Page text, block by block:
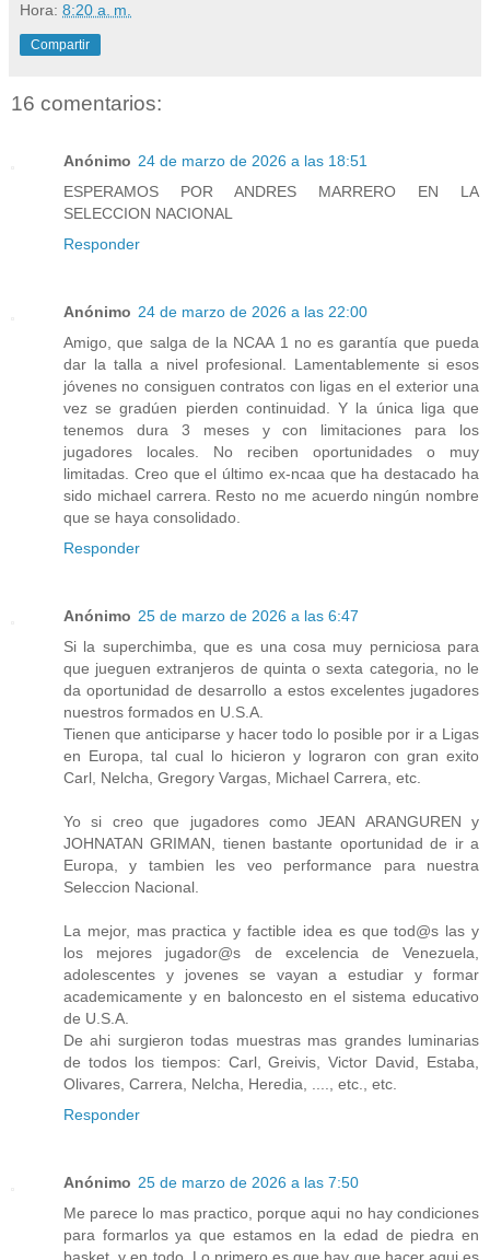
Hora: 8:20 a. m.
Compartir
16 comentarios:
Anónimo 24 de marzo de 2026 a las 18:51
ESPERAMOS POR ANDRES MARRERO EN LA
SELECCION NACIONAL
Responder
Anónimo 24 de marzo de 2026 a las 22:00
Amigo, que salga de la NCAA 1 no es garantía que pueda
dar la talla a nivel profesional. Lamentablemente si esos
jóvenes no consiguen contratos con ligas en el exterior una
vez se gradúen pierden continuidad. Y la única liga que
tenemos dura 3 meses y con limitaciones para los
jugadores locales. No reciben oportunidades o muy
limitadas. Creo que el último ex-ncaa que ha destacado ha
sido michael carrera. Resto no me acuerdo ningún nombre
que se haya consolidado.
Responder
Anónimo 25 de marzo de 2026 a las 6:47
Si la superchimba, que es una cosa muy perniciosa para
que jueguen extranjeros de quinta o sexta categoria, no le
da oportunidad de desarrollo a estos excelentes jugadores
nuestros formados en U.S.A.
Tienen que anticiparse y hacer todo lo posible por ir a Ligas
en Europa, tal cual lo hicieron y lograron con gran exito
Carl, Nelcha, Gregory Vargas, Michael Carrera, etc.
Yo si creo que jugadores como JEAN ARANGUREN y
JOHNATAN GRIMAN, tienen bastante oportunidad de ir a
Europa, y tambien les veo performance para nuestra
Seleccion Nacional.
La mejor, mas practica y factible idea es que tod@s las y
los mejores jugador@s de excelencia de Venezuela,
adolescentes y jovenes se vayan a estudiar y formar
academicamente y en baloncesto en el sistema educativo
de U.S.A.
De ahi surgieron todas muestras mas grandes luminarias
de todos los tiempos: Carl, Greivis, Victor David, Estaba,
Olivares, Carrera, Nelcha, Heredia, ...., etc., etc.
Responder
Anónimo 25 de marzo de 2026 a las 7:50
Me parece lo mas practico, porque aqui no hay condiciones
para formarlos ya que estamos en la edad de piedra en
basket, y en todo. Lo primero es que hay que hacer aqui es